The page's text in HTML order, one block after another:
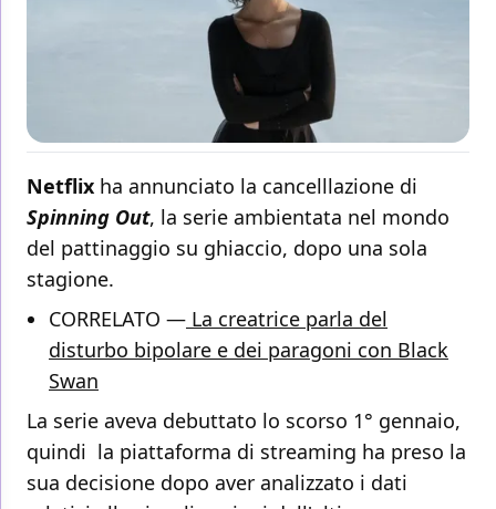
Netflix ha annunciato la cancelllazione di
Spinning Out, la serie ambientata nel mondo
del pattinaggio su ghiaccio, dopo una sola
stagione.
CORRELATO — La creatrice parla del
disturbo bipolare e dei paragoni con Black
Swan
La serie aveva debuttato lo scorso 1° gennaio,
quindi la piattaforma di streaming ha preso la
sua decisione dopo aver analizzato i dati